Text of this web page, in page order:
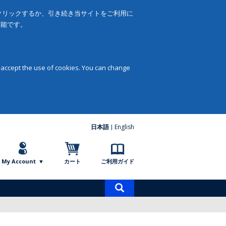
ックするか、引き続き当サイトをご利用に
です。
the use of cookies. You can change
日本語 English
My Account カート ご利用ガイド